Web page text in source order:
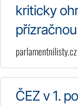
kriticky
přízračnou
ČEZ v 1.